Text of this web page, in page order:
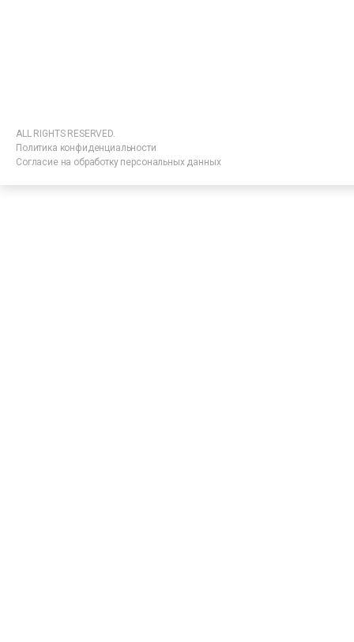
ALL RIGHTS RESERVED.
Политика конфиденциальности
Согласие на обработку персональных данных